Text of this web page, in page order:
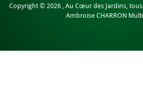
Copyright ©2026 , Au Cœur des Jardins,
Ambroise CHARRON